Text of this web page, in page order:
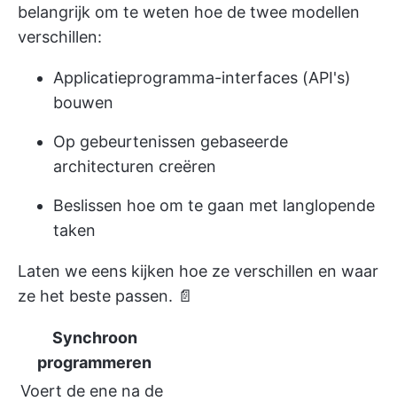
belangrijk om te weten hoe de twee modellen
verschillen:
Applicatieprogramma-interfaces (API's)
bouwen
Op gebeurtenissen gebaseerde
architecturen creëren
Beslissen hoe om te gaan met langlopende
taken
Laten we eens kijken hoe ze verschillen en waar
ze het beste passen. 📄
Synchroon
programmeren
Voert de ene na de